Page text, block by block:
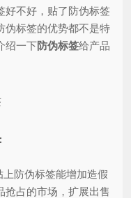
好不好，贴了防伪标签
伪标签的优势都不是特
绍一下防伪标签给产品
防伪标签能增加造假
抢占的市场，扩展出售